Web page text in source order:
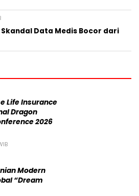
Data Medis Bocor dari
Life Insurance
Dragon
2026
Modern
“Dream